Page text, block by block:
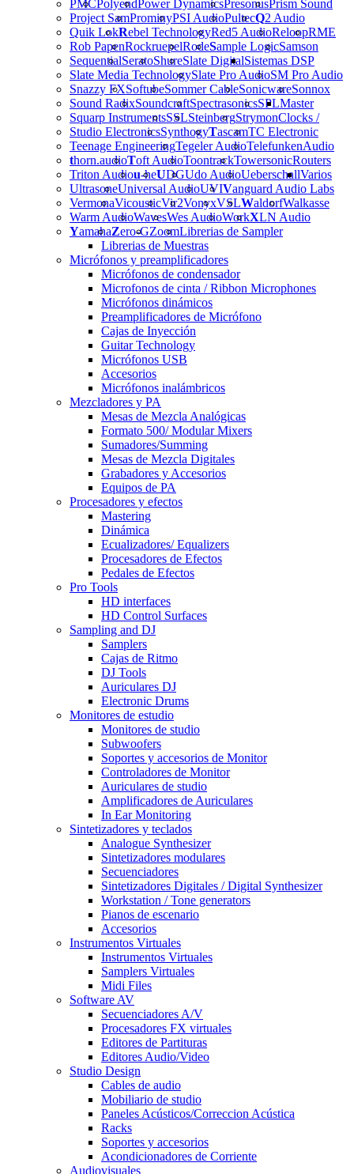
PMCPolyendPower DynamicsPresonusPrism Sound
Project SamProminyPSI AudioPultecQ2 Audio
Quik LokRebel TechnologyRed5 AudioReloopRME
Rob PapenRockruepelRodeSample LogicSamson
SequentialSeratoShureSlate Digital
Slate Media TechnologySlate Pro AudioSM Pro Audio
Snazzy FXSoftubeSommer CableSonicwareSonnox
Sound RadixSoundcraftSpectrasonicsSPL
Squarp InstrumentsSSLSteinbergStrymon
Studio ElectronicsSynthogyTascamTC Electronic
Teenage EngineeringTegeler AudioTelefunken
thorn.audioToft AudioToontrackTowersonic
Triton Audiou-heUDGUdo AudioUeberschall
UltrasoneUniversal AudioUVIVanguard Audio Labs
VermonaVicousticVir2VonyxVSLWaldorfWalkasse
Warm AudioWavesWes AudioWorkXLN Audio
YamahaZero-GZoom
Sistemas DSP
Master
Clocks /
Audio
Routers
Varios
Librerias de Sampler
Librerias de Muestras
Micrófonos y preamplificadores
Micrófonos de condensador
Microfonos de cinta / Ribbon Microphones
Micrófonos dinámicos
Preamplificadores de Micrófono
Cajas de Inyección
Guitar Technology
Micrófonos USB
Accesorios
Micrófonos inalámbricos
Mezcladores y PA
Mesas de Mezcla Analógicas
Formato 500/ Modular Mixers
Sumadores/Summing
Mesas de Mezcla Digitales
Grabadores y Accesorios
Equipos de PA
Procesadores y efectos
Mastering
Dinámica
Ecualizadores/ Equalizers
Procesadores de Efectos
Pedales de Efectos
Pro Tools
HD interfaces
HD Control Surfaces
Sampling and DJ
Samplers
Cajas de Ritmo
DJ Tools
Auriculares DJ
Electronic Drums
Monitores de estudio
Monitores de studio
Subwoofers
Soportes y accesorios de Monitor
Controladores de Monitor
Auriculares de studio
Amplificadores de Auriculares
In Ear Monitoring
Sintetizadores y teclados
Analogue Synthesizer
Sintetizadores modulares
Secuenciadores
Sintetizadores Digitales / Digital Synthesizer
Workstation / Tone generators
Pianos de escenario
Accesorios
Instrumentos Virtuales
Instrumentos Virtuales
Samplers Virtuales
Midi Files
Software AV
Secuenciadores A/V
Procesadores FX virtuales
Editores de Partituras
Editores Audio/Video
Studio Design
Cables de audio
Mobiliario de studio
Paneles Acústicos/Correccion Acústica
Racks
Soportes y accesorios
Acondicionadores de Corriente
Audiovisuales